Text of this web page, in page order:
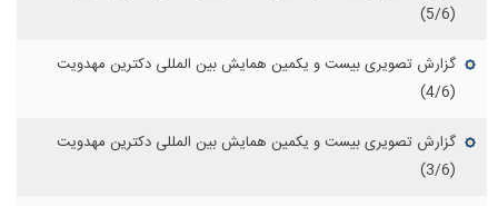
(5/6)
گزارش تصویری بیست و یکمین همایش بین المللی دکترین مهدویت
(4/6)
گزارش تصویری بیست و یکمین همایش بین المللی دکترین مهدویت
(3/6)